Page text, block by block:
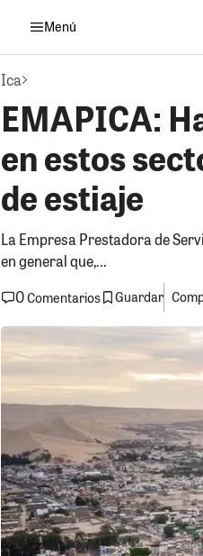
Menú
Ica
EMAPICA:
en estos
de estiaje
La Empresa Prestadora de
en general que,...
0Comentarios Guardar